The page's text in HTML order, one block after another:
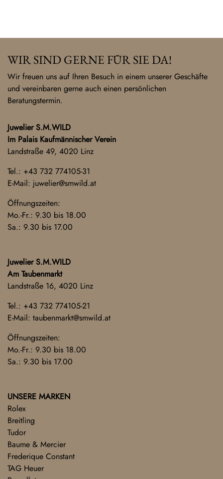
WIR SIND GERNE FÜR SIE DA!
Wir freuen uns auf Ihren Besuch in einem unserer Geschäfte
und vereinbaren gerne auch einen persönlichen
Beratungstermin.
Juwelier S.M.WILD
Im Palais Kaufmännischer Verein
Landstraße 49, 4020 Linz
Tel.: +43 732 774105-31
E-Mail: juwelier@smwild.at
Öffnungszeiten:
Mo.-Fr.: 9.30 bis 18.00
Sa.: 9.30 bis 17.00
Juwelier S.M.WILD
Am Taubenmarkt
Landstraße 16, 4020 Linz
Tel.: +43 732 774105-21
E-Mail: taubenmarkt@smwild.at
Öffnungszeiten:
Mo.-Fr.: 9.30 bis 18.00
Sa.: 9.30 bis 17.00
UNSERE MARKEN
Rolex
Breitling
Tudor
Baume & Mercier
Frederique Constant
TAG Heuer